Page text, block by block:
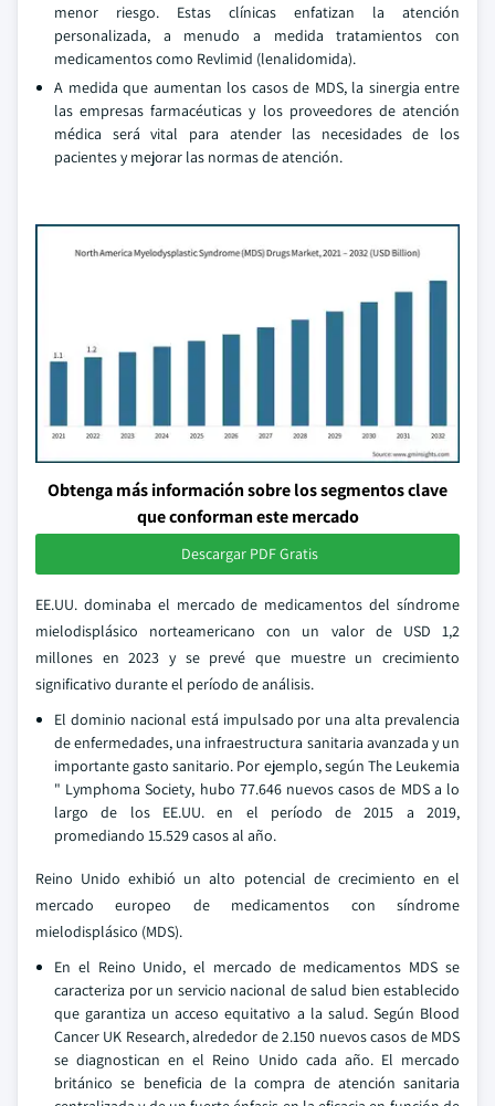
menor riesgo. Estas clínicas enfatizan la atención
personalizada, a menudo a medida tratamientos con
medicamentos como Revlimid (lenalidomida).
A medida que aumentan los casos de MDS, la sinergia entre
las empresas farmacéuticas y los proveedores de atención
médica será vital para atender las necesidades de los
pacientes y mejorar las normas de atención.
Obtenga más información sobre los segmentos clave
que conforman este mercado
Descargar PDF Gratis
EE.UU. dominaba el mercado de medicamentos del síndrome
mielodisplásico norteamericano con un valor de USD 1,2
millones en 2023 y se prevé que muestre un crecimiento
significativo durante el período de análisis.
El dominio nacional está impulsado por una alta prevalencia
de enfermedades, una infraestructura sanitaria avanzada y un
importante gasto sanitario. Por ejemplo, según The Leukemia
" Lymphoma Society, hubo 77.646 nuevos casos de MDS a lo
largo de los EE.UU. en el período de 2015 a 2019,
promediando 15.529 casos al año.
Reino Unido exhibió un alto potencial de crecimiento en el
mercado europeo de medicamentos con síndrome
mielodisplásico (MDS).
En el Reino Unido, el mercado de medicamentos MDS se
caracteriza por un servicio nacional de salud bien establecido
que garantiza un acceso equitativo a la salud. Según Blood
Cancer UK Research, alrededor de 2.150 nuevos casos de MDS
se diagnostican en el Reino Unido cada año. El mercado
británico se beneficia de la compra de atención sanitaria